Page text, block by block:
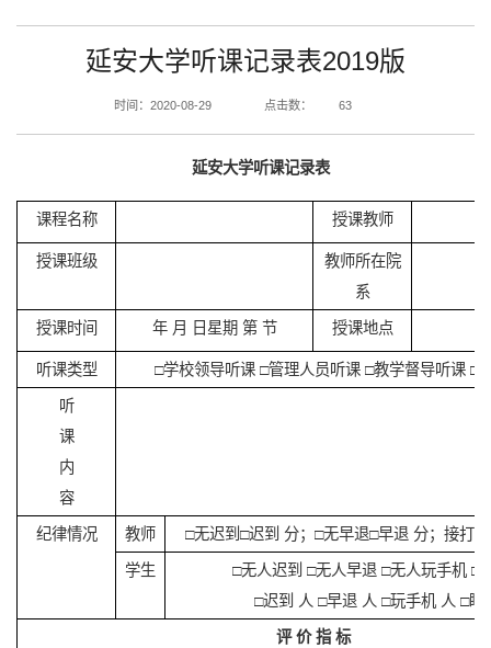
延安大学听课记录表2019版
时间：2020-08-29 点击数： 63
延安大学听课记录表
课程名称 授课教师
授课班级
教师所在院
系
授课时间 年 月 日星期 第 节 授课地点
听课类型 □学校领导听课 □管理人员听课 □教学督导听课 □
听
课
内
容
纪律情况 教师 □无迟到□迟到 分；□无早退□早退 分；接打
学生
□无人迟到 □无人早退 □无人玩手机 □
□迟到 人 □早退 人 □玩手机 人 □睡
评价指标